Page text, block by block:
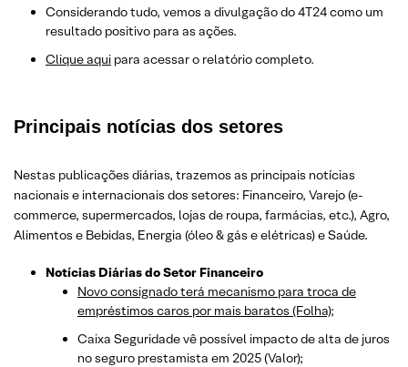
Considerando tudo, vemos a divulgação do 4T24 como um
resultado positivo para as ações.
​Clique aqui para acessar o relatório completo.
Principais notícias dos setores
Nestas publicações diárias, trazemos as principais notícias
nacionais e internacionais dos setores: Financeiro, Varejo(e-
commerce, supermercados, lojas de roupa, farmácias, etc.), Agro,
Alimentos e Bebidas, Energia (óleo & gás e elétricas) e Saúde.
Notícias Diárias do Setor Financeiro
Novo consignado terá mecanismo para troca de
empréstimos caros por mais baratos (Folha);
Caixa Seguridade vê possível impacto de alta de juros
no seguro prestamista em 2025 (Valor);